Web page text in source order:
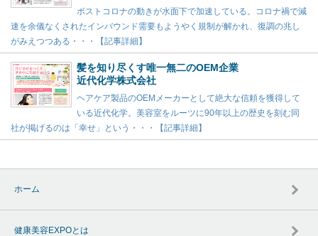
ポストコロナの動きが水面下で加速している。コロナ禍で減
速を余儀なくされたインバウンド需要もようやく規制が解かれ、復調の兆し
がみえつつある・・・【記事詳細】
髪を知り尽くす唯一無二のOEM企業
近代化学株式会社
ヘアケア製品のOEMメーカーとして絶大な信頼を獲得して
いる近代化学。美容室をルーツに90年以上の歴史を刻む同
社が掲げるのは「幸せ」という・・・【記事詳細】
ホーム
健康美容EXPOとは